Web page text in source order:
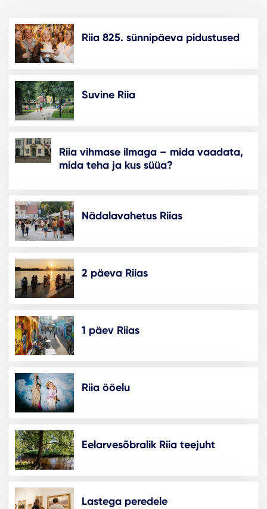
Riia 825. sünnipäeva pidustused
Suvine Riia
Riia vihmase ilmaga – mida vaadata,
mida teha ja kus süüa?
Nädalavahetus Riias
2 päeva Riias
1 päev Riias
Riia ööelu
Eelarvesõbralik Riia teejuht
Lastega peredele